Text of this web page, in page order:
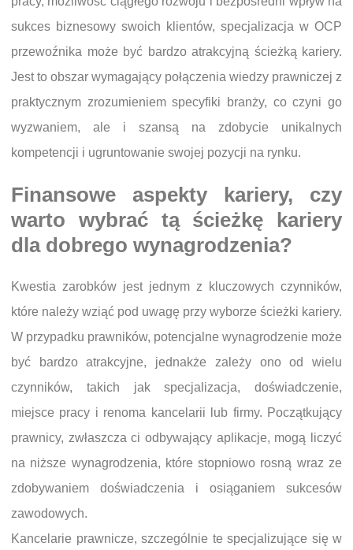
sukces biznesowy swoich klientów, specjalizacja w OCP
przewoźnika może być bardzo atrakcyjną ścieżką kariery.
Jest to obszar wymagający połączenia wiedzy prawniczej z
praktycznym zrozumieniem specyfiki branży, co czyni go
wyzwaniem, ale i szansą na zdobycie unikalnych
kompetencji i ugruntowanie swojej pozycji na rynku.
Finansowe aspekty kariery, czy
warto wybrać tą ścieżkę kariery
dla dobrego wynagrodzenia?
Kwestia zarobków jest jednym z kluczowych czynników,
które należy wziąć pod uwagę przy wyborze ścieżki kariery.
W przypadku prawników, potencjalne wynagrodzenie może
być bardzo atrakcyjne, jednakże zależy ono od wielu
czynników, takich jak specjalizacja, doświadczenie,
miejsce pracy i renoma kancelarii lub firmy. Początkujący
prawnicy, zwłaszcza ci odbywający aplikacje, mogą liczyć
na niższe wynagrodzenia, które stopniowo rosną wraz ze
zdobywaniem doświadczenia i osiąganiem sukcesów
zawodowych.
Kancelarie prawnicze, szczególnie te specjalizujące się w